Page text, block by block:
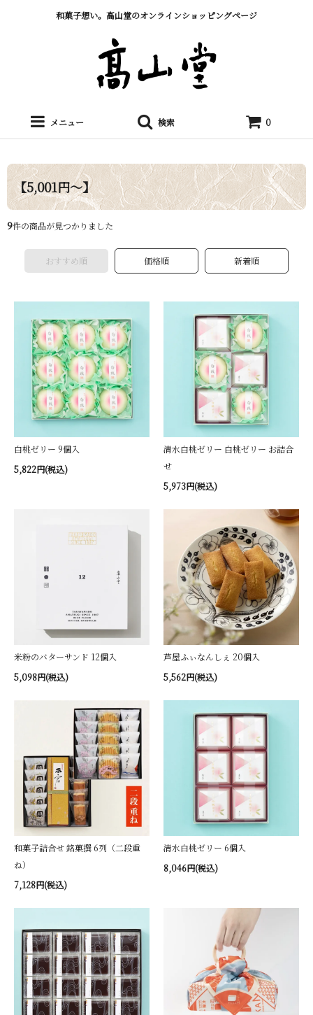
和菓子想い。髙山堂のオンラインショッピングページ
メニュー 検索 0
【5,001円～】
9件の商品が見つかりました
おすすめ順 価格順 新着順
白桃ゼリー 9個入
5,822円(税込)
清水白桃ゼリー 白桃ゼリー お詰合
せ
5,973円(税込)
米粉のバターサンド 12個入
5,098円(税込)
芦屋ふぃなんしぇ 20個入
5,562円(税込)
和菓子詰合せ 銘菓撰 6列（二段重
ね）
7,128円(税込)
清水白桃ゼリー 6個入
8,046円(税込)